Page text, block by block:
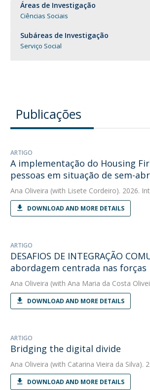
Áreas de Investigação
Ciências Sociais
Subáreas de Investigação
Serviço Social
Publicações
ARTIGO
A implementação do Housing
pessoas em situação de sem-
Ana Oliveira (with Lisete Cordeiro). 2026.
DOWNLOAD AND MORE DETAILS
ARTIGO
DESAFIOS DE INTEGRAÇÃO
abordagem centrada nas forças
Ana Oliveira (with Ana Maria da Costa
DOWNLOAD AND MORE DETAILS
ARTIGO
Bridging the digital divide
Ana Oliveira (with Catarina Vieira da Silva).
DOWNLOAD AND MORE DETAILS